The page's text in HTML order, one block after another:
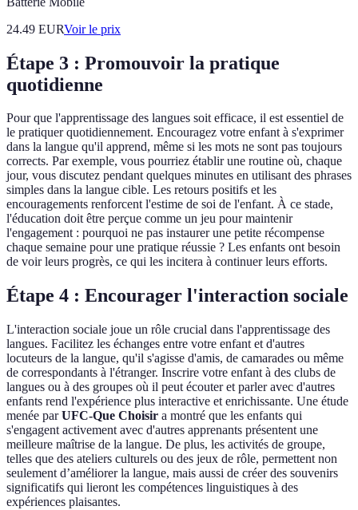
24.49 EURVoir le prix
Étape 3 : Promouvoir la pratique
quotidienne
Pour que l'apprentissage des langues soit efficace, il est essentiel de
le pratiquer quotidiennement. Encouragez votre enfant à s'exprimer
dans la langue qu'il apprend, même si les mots ne sont pas toujours
corrects. Par exemple, vous pourriez établir une routine où, chaque
jour, vous discutez pendant quelques minutes en utilisant des phrases
simples dans la langue cible. Les retours positifs et les
encouragements renforcent l'estime de soi de l'enfant. À ce stade,
l'éducation doit être perçue comme un jeu pour maintenir
l'engagement : pourquoi ne pas instaurer une petite récompense
chaque semaine pour une pratique réussie ? Les enfants ont besoin
de voir leurs progrès, ce qui les incitera à continuer leurs efforts.
Étape 4 : Encourager l'interaction sociale
L'interaction sociale joue un rôle crucial dans l'apprentissage des
langues. Facilitez les échanges entre votre enfant et d'autres
locuteurs de la langue, qu'il s'agisse d'amis, de camarades ou même
de correspondants à l'étranger. Inscrire votre enfant à des clubs de
langues ou à des groupes où il peut écouter et parler avec d'autres
enfants rend l'expérience plus interactive et enrichissante. Une étude
menée parUFC-Que Choisir a montré que les enfants qui
s'engagent activement avec d'autres apprenants présentent une
meilleure maîtrise de la langue. De plus, les activités de groupe,
telles que des ateliers culturels ou des jeux de rôle, permettent non
seulement d’améliorer la langue, mais aussi de créer des souvenirs
significatifs qui lieront les compétences linguistiques à des
expériences plaisantes.